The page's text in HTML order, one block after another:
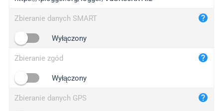
maper.info
2no.co
yip.su
iplogger.info
Zbieranie danych SMART
Wyłączony
Zbieranie zgód
Wyłączony
Zbieranie danych GPS